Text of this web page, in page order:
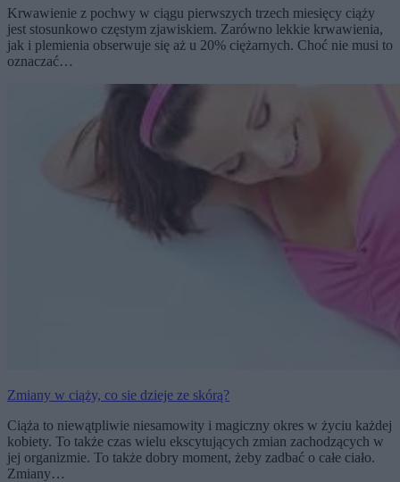
Krwawienie z pochwy w ciągu pierwszych trzech miesięcy ciąży
jest stosunkowo częstym zjawiskiem. Zarówno lekkie krwawienia,
jak i plemienia obserwuje się aż u 20% ciężarnych. Choć nie musi to
oznaczać…
Zmiany w ciąży, co sie dzieje ze skórą?
Ciąża to niewątpliwie niesamowity i magiczny okres w życiu każdej
kobiety. To także czas wielu ekscytujących zmian zachodzących w
jej organizmie. To także dobry moment, żeby zadbać o całe ciało.
Zmiany…